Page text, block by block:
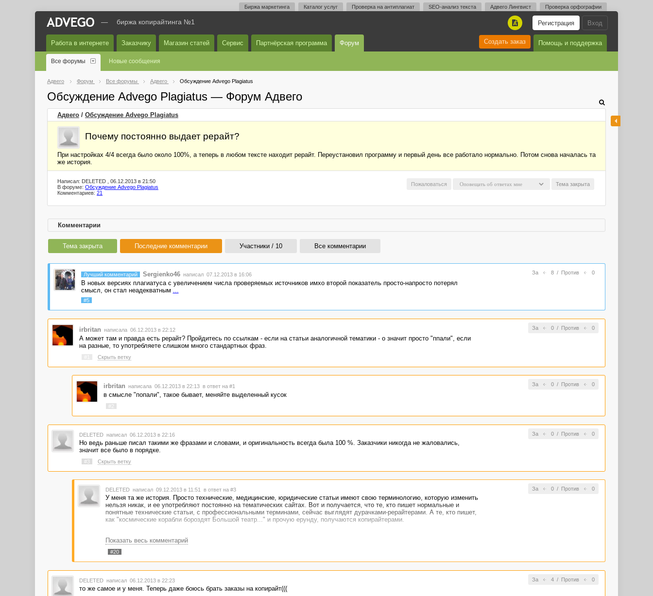
Биржа маркетинга Каталог услуг Проверка на антиплагиат SEO-анализ текста Адвего Лингвист Проверка орфографии
Вход
Регистрация
A
— биржа копирайтинга №1
Работа в интернете Заказчику Магазин статей Сервис Партнёрская программа Форум Помощь и поддержка
Создать заказ
Все форумы Новые сообщения
Адвего Форум Все форумы Адвего Обсуждение Advego Plagiatus
Обсуждение Advego Plagiatus — Форум Адвего
Адвего / Обсуждение Advego Plagiatus
Почему постоянно выдает рерайт?
При настройках 4/4 всегда было около 100%, а теперь в любом тексте находит рерайт. Переустановил программу и первый день все работало нормально. Потом снова началась та
же история.
Тема закрыта
Пожаловаться
Написал: DELETED , 06.12.2013 в 21:50
В форуме: Обсуждение Advego Plagiatus
Комментариев: 21
Комментарии
Тема закрыта Последние комментарии Участники / 10 Все комментарии
За 8/ Против 0
Лучший комментарий Sergienko46 написал 07.12.2013 в 16:06
В новых версиях плагиатуса с увеличением числа проверяемых источников имхо второй показатель просто-напросто потерял
смысл, он стал неадекватным ...
#5
За 0/ Против 0
irbritan написала 06.12.2013 в 22:12
А может там и правда есть рерайт? Пройдитесь по ссылкам - если на статьи аналогичной тематики - о значит просто "ппали", если
на разные, то употребляете слишком много стандартных фраз.
Скрыть ветку
За 0/ Против 0
irbritan написала 06.12.2013 в 22:13 в ответ на #1
в смысле "попали", такое бывает, меняйте выделенный кусок
#2
За 0/ Против 0
DELETED написал 06.12.2013 в 22:16
Но ведь раньше писал такими же фразами и словами, и оригинальность всегда была 100 %. Заказчики никогда не жаловались,
значит все было в порядке.
#3 Скрыть ветку
За 0/ Против 0
DELETED написал 09.12.2013 в 11:51 в ответ на #3
У меня та же история. Просто технические, медицинские, юридические статьи имеют свою терминологию, которую изменить
нельзя никак, и ее употребляют постоянно на тематических сайтах. Вот и получается, что те, кто пишет нормальные и
понятные технические статьи, с профессиональными терминами, сейчас выглядят дурачками-рерайтерами. А те, кто пишет,
как "космические корабли бороздят Большой театр..." и прочую ерунду, получаются копирайтерами.
Показать весь комментарий
#20
За 4/ Против 0
DELETED написал 06.12.2013 в 22:23
то же самое и у меня. Теперь даже боюсь брать заказы на копирайт(((